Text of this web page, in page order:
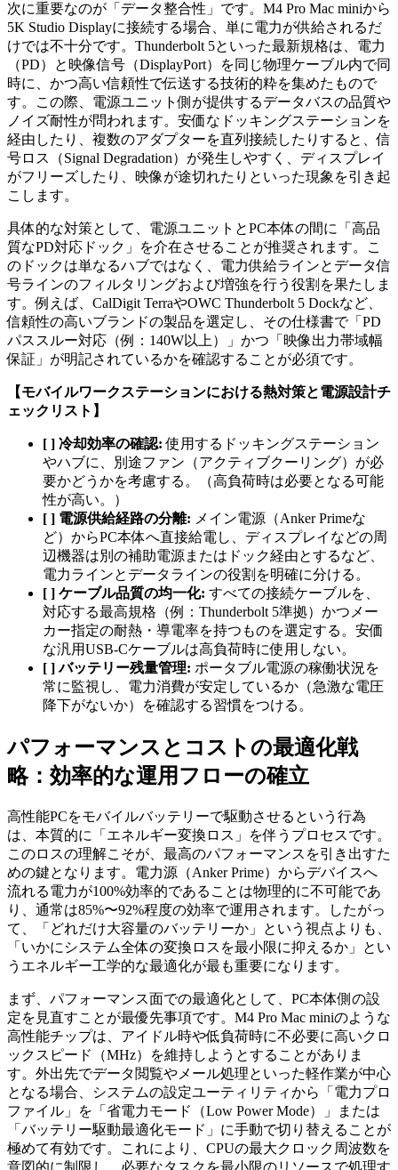
次に重要なのが「データ整合性」です。M4 Pro Mac miniから
5K Studio Displayに接続する場合、単に電力が供給されるだ
けでは不十分です。Thunderbolt 5といった最新規格は、電力
（PD）と映像信号（DisplayPort）を同じ物理ケーブル内で同
時に、かつ高い信頼性で伝送する技術的粋を集めたもので
す。この際、電源ユニット側が提供するデータバスの品質や
ノイズ耐性が問われます。安価なドッキングステーションを
経由したり、複数のアダプターを直列接続したりすると、信
号ロス（Signal Degradation）が発生しやすく、ディスプレイ
がフリーズしたり、映像が途切れたりといった現象を引き起
こします。
具体的な対策として、電源ユニットとPC本体の間に「高品
質なPD対応ドック」を介在させることが推奨されます。こ
のドックは単なるハブではなく、電力供給ラインとデータ信
号ラインのフィルタリングおよび増強を行う役割を果たしま
す。例えば、CalDigit TerraやOWC Thunderbolt 5 Dockなど、
信頼性の高いブランドの製品を選定し、その仕様書で「PD
パススルー対応（例：140W以上）」かつ「映像出力帯域幅
保証」が明記されているかを確認することが必須です。
【モバイルワークステーションにおける熱対策と電源設計チ
ェックリスト】
[ ] 冷却効率の確認: 使用するドッキングステーション
やハブに、別途ファン（アクティブクーリング）が必
要かどうかを考慮する。（高負荷時は必要となる可能
性が高い。）
[ ] 電源供給経路の分離: メイン電源（Anker Primeな
ど）からPC本体へ直接給電し、ディスプレイなどの周
辺機器は別の補助電源またはドック経由とするなど、
電力ラインとデータラインの役割を明確に分ける。
[ ] ケーブル品質の均一化: すべての接続ケーブルを、
対応する最高規格（例：Thunderbolt 5準拠）かつメー
カー指定の耐熱・導電率を持つものを選定する。安価
な汎用USB-Cケーブルは高負荷時に使用しない。
[ ] バッテリー残量管理: ポータブル電源の稼働状況を
常に監視し、電力消費が安定しているか（急激な電圧
降下がないか）を確認する習慣をつける。
パフォーマンスとコストの最適化戦
略：効率的な運用フローの確立
高性能PCをモバイルバッテリーで駆動させるという行為
は、本質的に「エネルギー変換ロス」を伴うプロセスです。
このロスの理解こそが、最高のパフォーマンスを引き出すた
めの鍵となります。電力源（Anker Prime）からデバイスへ
流れる電力が100%効率的であることは物理的に不可能であ
り、通常は85%〜92%程度の効率で運用されます。したがっ
て、「どれだけ大容量のバッテリーか」という視点よりも、
「いかにシステム全体の変換ロスを最小限に抑えるか」とい
うエネルギー工学的な最適化が最も重要になります。
まず、パフォーマンス面での最適化として、PC本体側の設
定を見直すことが最優先事項です。M4 Pro Mac miniのような
高性能チップは、アイドル時や低負荷時に不必要に高いクロ
ックスピード（MHz）を維持しようとすることがありま
す。外出先でデータ閲覧やメール処理といった軽作業が中心
となる場合、システムの設定ユーティリティから「電力プロ
ファイル」を「省電力モード（Low Power Mode）」または
「バッテリー駆動最適化モード」に手動で切り替えることが
極めて有効です。これにより、CPUの最大クロック周波数を
意図的に制限し、必要なタスクを最小限のリソースで処理す